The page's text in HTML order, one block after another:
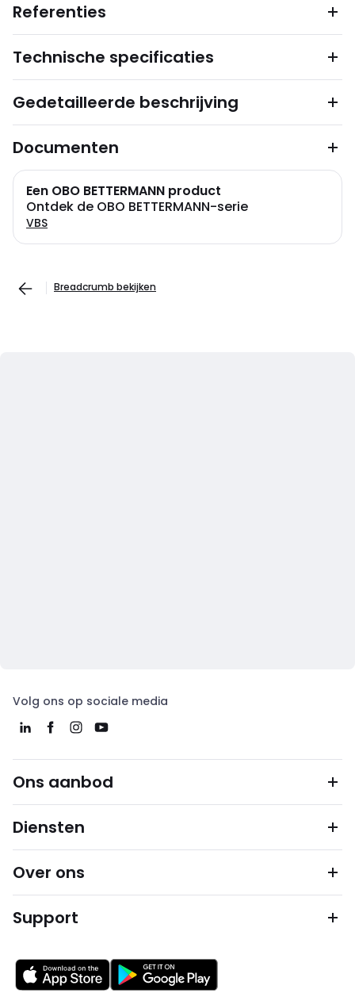
Referenties
Technische specificaties
Gedetailleerde beschrijving
Documenten
Een OBO BETTERMANN product
Ontdek de OBO BETTERMANN-serie
VBS
Breadcrumb bekijken
Volg ons op sociale media
Ons aanbod
Diensten
Over ons
Support